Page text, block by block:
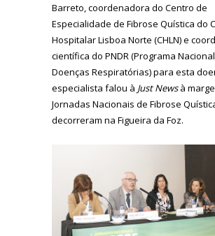
Barreto, coordenadora do Centro de
Especialidade de Fibrose Quística do
Hospitalar Lisboa Norte (CHLN) e
científica do PNDR (Programa
Doenças Respiratórias) para esta
especialista falou à Just Newsà
Jornadas Nacionais de Fibrose
decorreram na Figueira da Foz.